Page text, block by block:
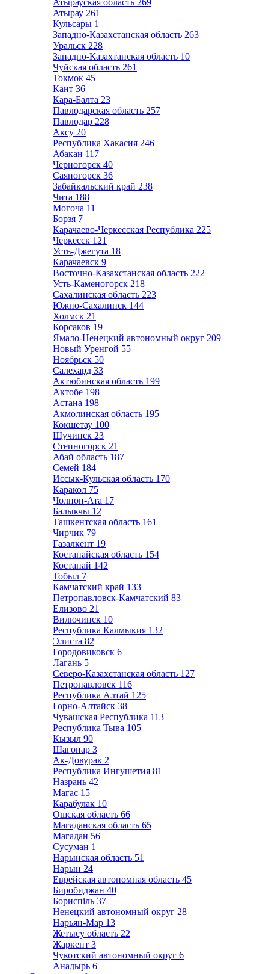
Атырауская область 269
Атырау 261
Кульсары 1
Западно-Казахстанская область 263
Уральск 228
Западно-Казахтанская область 10
Чуйская область 261
Токмок 45
Кант 36
Кара-Балта 23
Павлодарская область 257
Павлодар 228
Аксу 20
Республика Хакасия 246
Абакан 117
Черногорск 40
Саяногорск 36
Забайкальский край 238
Чита 188
Могоча 11
Борзя 7
Карачаево-Черкесская Республика 225
Черкесск 121
Усть-Джегута 18
Карачаевск 9
Восточно-Казахстанская область 222
Усть-Каменогорск 218
Сахалинская область 223
Южно-Сахалинск 144
Холмск 21
Корсаков 19
Ямало-Ненецкий автономный округ 209
Новый Уренгой 55
Ноябрьск 50
Салехард 33
Актюбинская область 199
Актобе 198
Астана 198
Акмолинская область 195
Кокшетау 100
Щучинск 23
Степногорск 21
Абай область 187
Семей 184
Иссык-Кульская область 170
Каракол 75
Чолпон-Ата 17
Балыкчы 12
Ташкентская область 161
Чирчик 79
Газалкент 19
Костанайская область 154
Костанай 142
Тобыл 7
Камчатский край 133
Петропавловск-Камчатский 83
Елизово 21
Вилючинск 10
Республика Калмыкия 132
Элиста 82
Городовиковск 6
Лагань 5
Северо-Казахстанская область 127
Петропавловск 116
Республика Алтай 125
Горно-Алтайск 38
Чувашская Республика 113
Республика Тыва 105
Кызыл 90
Шагонар 3
Ак-Довурак 2
Республика Ингушетия 81
Назрань 42
Магас 15
Карабулак 10
Ошская область 66
Магаданская область 65
Магадан 56
Сусуман 1
Нарынская область 51
Нарын 24
Еврейская автономная область 45
Биробиджан 40
Бориспіль 37
Ненецкий автономный округ 28
Нарьян-Мар 13
Жетысу область 22
Жаркент 3
Чукотский автономный округ 6
Анадырь 6